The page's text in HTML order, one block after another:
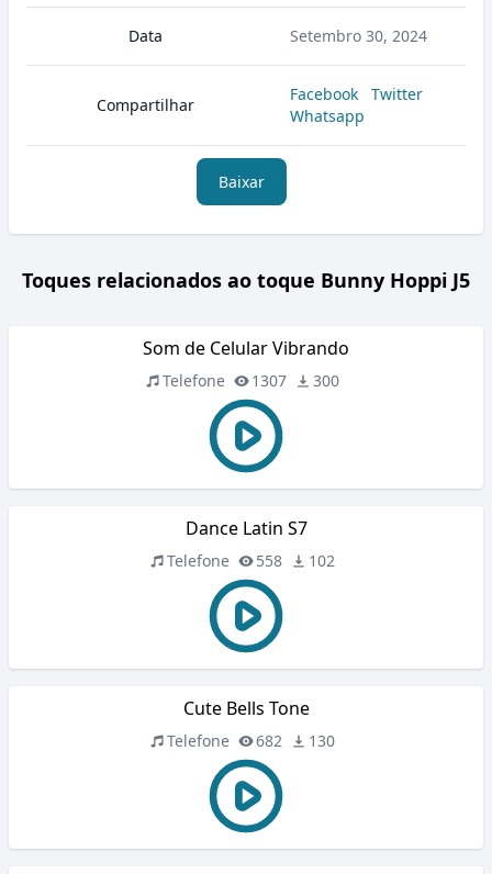
Data Setembro 30, 2024
Compartilhar
Facebook
Twitter
Whatsapp
Baixar
Toques relacionados ao toque Bunny Hoppi J5
Som de Celular Vibrando
Telefone 1307 300
Dance Latin S7
Telefone 558 102
Cute Bells Tone
Telefone 682 130